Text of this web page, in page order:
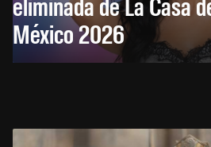
México 2026